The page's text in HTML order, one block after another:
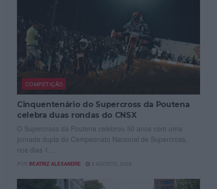
COMPETIÇÃO
Cinquentenário do Supercross da Poutena
celebra duas rondas do CNSX
O Supercross da Poutena celebrou 50 anos com uma
jornada dupla do Campeonato Nacional de Supercross,
nos dias 1...
POR BEATRIZ ALEXANDRE 5 AGOSTO, 2026